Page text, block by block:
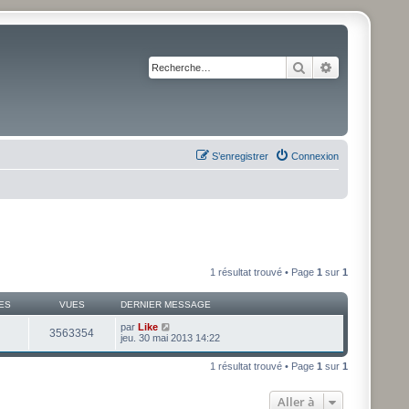
Rechercher
Connexion
S’enregistrer
1 résultat trouvé • Page 1 sur 1
VUES DERNIER MESSAGE
3563354 par Like
jeu. 30 mai 2013 14:22
1 résultat trouvé • Page 1 sur 1
Aller à